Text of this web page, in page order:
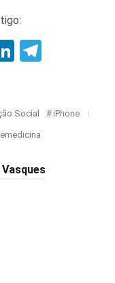
LinkedIn
Social iPhone